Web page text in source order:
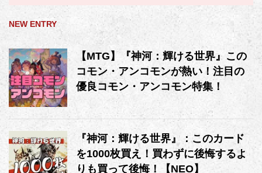
NEW ENTRY
【MTG】『神河：輝ける世界』この
コモン・アンコモンが熱い！注目の
優良コモン・アンコモン特集！
『神河：輝ける世界』：このカード
を1000枚買え！買わずに後悔するよ
りも買って後悔！【NEO】